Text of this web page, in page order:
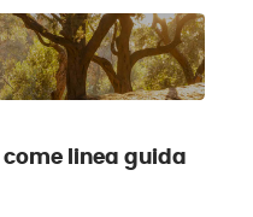
linea guida